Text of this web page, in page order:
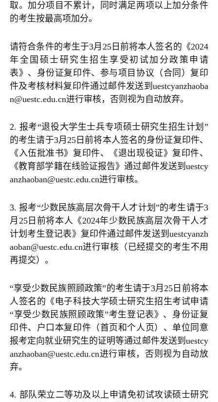
取。加分项目不累计，同时满足两项以上加分条件
的考生按最高项加分。
请符合条件的考生于3月25日前将本人签名的《2024
年全国硕士研究生招生享受初试加分政策申请
表》、身份证复印件、参与项目协议（合同）复印
件及考核材料复印件通过邮件发送到uestcyanzhaoba
n@uestc.edu.cn进行审核，否则视为自动放弃。
2. 报考“退役大学生士兵专项硕士研究生招生计划”
的考生请于3月25日前将本人签名的身份证复印件、
《入伍批准书》复印件、《退出现役证》复印件、
《教育部学籍在线验证报告》通过邮件发送到uestcy
anzhaoban@uestc.edu.cn进行审核。
3. 报考“少数民族高层次骨干人才计划”的考生请于3
月25日前将本人《2024年少数民族高层次骨干人才
计划考生登记表》复印件通过邮件发送到uestcyanzh
aoban@uestc.edu.cn进行审核（已经提交的考生不用
再提交）。
“享受少数民族照顾政策”的考生请于3月25日前将本
人签名的《电子科技大学硕士研究生招生考试申请
“享受少数民族照顾政策”考生登记表》、身份证复
印件、户口本复印件（首页和个人页）、单位同意
报考定向就业研究生的证明等通过邮件发送到uestcy
anzhaoban@uestc.edu.cn进行审核，否则视为自动放
弃。
4. 部队荣立二等功及以上申请免初试攻读硕士研究